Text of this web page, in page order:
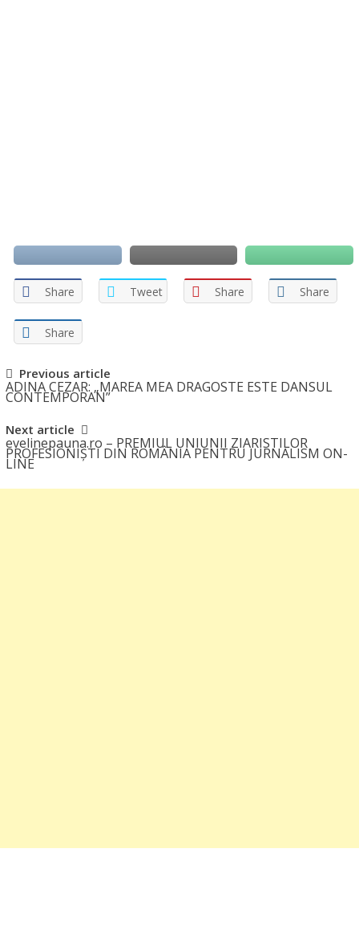
Share Tweet Share Share
Share
Post
navigation
Previous article
ADINA CEZAR: „MAREA MEA DRAGOSTE ESTE DANSUL
CONTEMPORAN”
Next article
evelinepauna.ro – PREMIUL UNIUNII ZIARISTILOR
PROFESIONIȘTI DIN ROMÂNIA PENTRU JURNALISM ON-
LINE